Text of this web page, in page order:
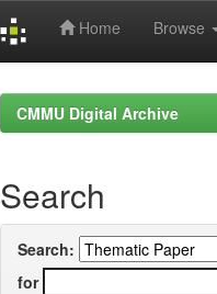
Home Browse
CMMU Digital Archive
Search
Search:
for